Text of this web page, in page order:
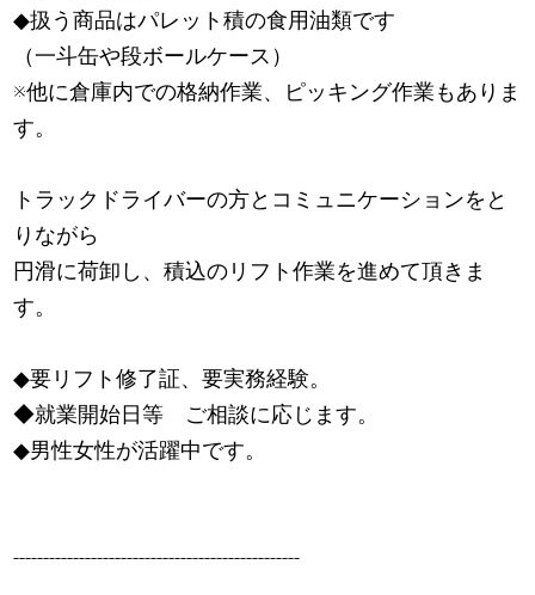
◆扱う商品はパレット積の食用油類です
（一斗缶や段ボールケース）
※他に倉庫内での格納作業、ピッキング作業もありま
す。
トラックドライバーの方とコミュニケーションをと
りながら
円滑に荷卸し、積込のリフト作業を進めて頂きま
す。
◆要リフト修了証、要実務経験。
◆就業開始日等 ご相談に応じます。
◆男性女性が活躍中です。
------------------------------------------------